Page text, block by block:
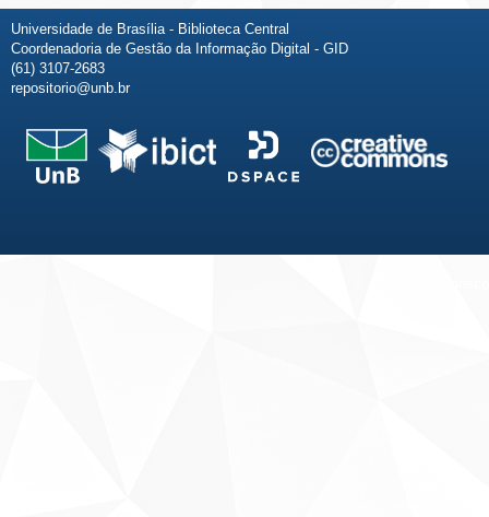
Universidade de Brasília - Biblioteca Central
Coordenadoria de Gestão da Informação Digital - GID
(61) 3107-2683
repositorio@unb.br